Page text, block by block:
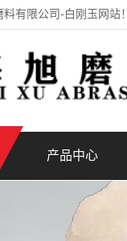
有限公司-白刚玉网站！
产品中心